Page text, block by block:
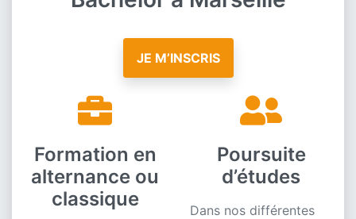
JE M’INSCRIS
Formation en
alternance ou
classique
Poursuite
d’études
Dans nos différentes